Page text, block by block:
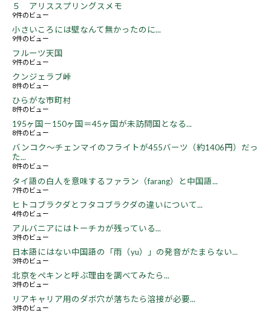
５ アリススプリングスメモ
9件のビュー
小さいころには壁なんて無かったのに...
9件のビュー
フルーツ天国
9件のビュー
クンジェラブ峠
8件のビュー
ひらがな市町村
8件のビュー
195ヶ国－150ヶ国＝45ヶ国が未訪問国となる...
8件のビュー
バンコク～チェンマイのフライトが455バーツ（約1406円）だっ
た...
8件のビュー
タイ語の白人を意味するファラン（farang）と中国語...
7件のビュー
ヒトコブラクダとフタコブラクダの違いについて...
4件のビュー
アルバニアにはトーチカが残っている...
3件のビュー
日本語にはない中国語の「雨（yu）」の発音がたまらない...
3件のビュー
北京をペキンと呼ぶ理由を調べてみたら...
3件のビュー
リアキャリア用のダボ穴が落ちたら溶接が必要...
3件のビュー